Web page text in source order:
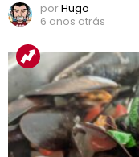
porHugo
6 anos atrás